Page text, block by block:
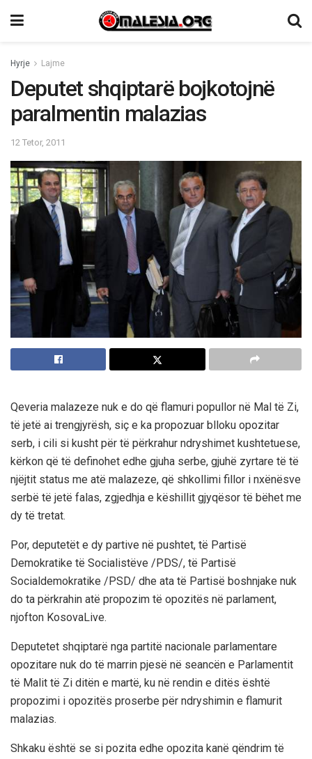
Hyrje Lajme
Deputet shqiptarë bojkotojnë
paralmentin malazias
12 Tetor, 2011
Qeveria malazeze nuk e do që flamuri popullor në Mal të Zi,
të jetë ai trengjyrësh, siç e ka propozuar blloku opozitar
serb, i cili si kusht për të përkrahur ndryshimet kushtetuese,
kërkon që të definohet edhe gjuha serbe, gjuhë zyrtare të të
njëjtit status me atë malazeze, që shkollimi fillor i nxënësve
serbë të jetë falas, zgjedhja e këshillit gjyqësor të bëhet me
dy të tretat.
Por, deputetët e dy partive në pushtet, të Partisë
Demokratike të Socialistëve /PDS/, të Partisë
Socialdemokratike /PSD/ dhe ata të Partisë boshnjake nuk
do ta përkrahin atë propozim të opozitës në parlament,
njofton KosovaLive.
Deputetet shqiptarë nga partitë nacionale parlamentare
opozitare nuk do të marrin pjesë në seancën e Parlamentit
të Malit të Zi ditën e martë, ku në rendin e ditës është
propozimi i opozitës proserbe për ndryshimin e flamurit
malazias.
Shkaku është se si pozita edhe opozita kanë qëndrim të